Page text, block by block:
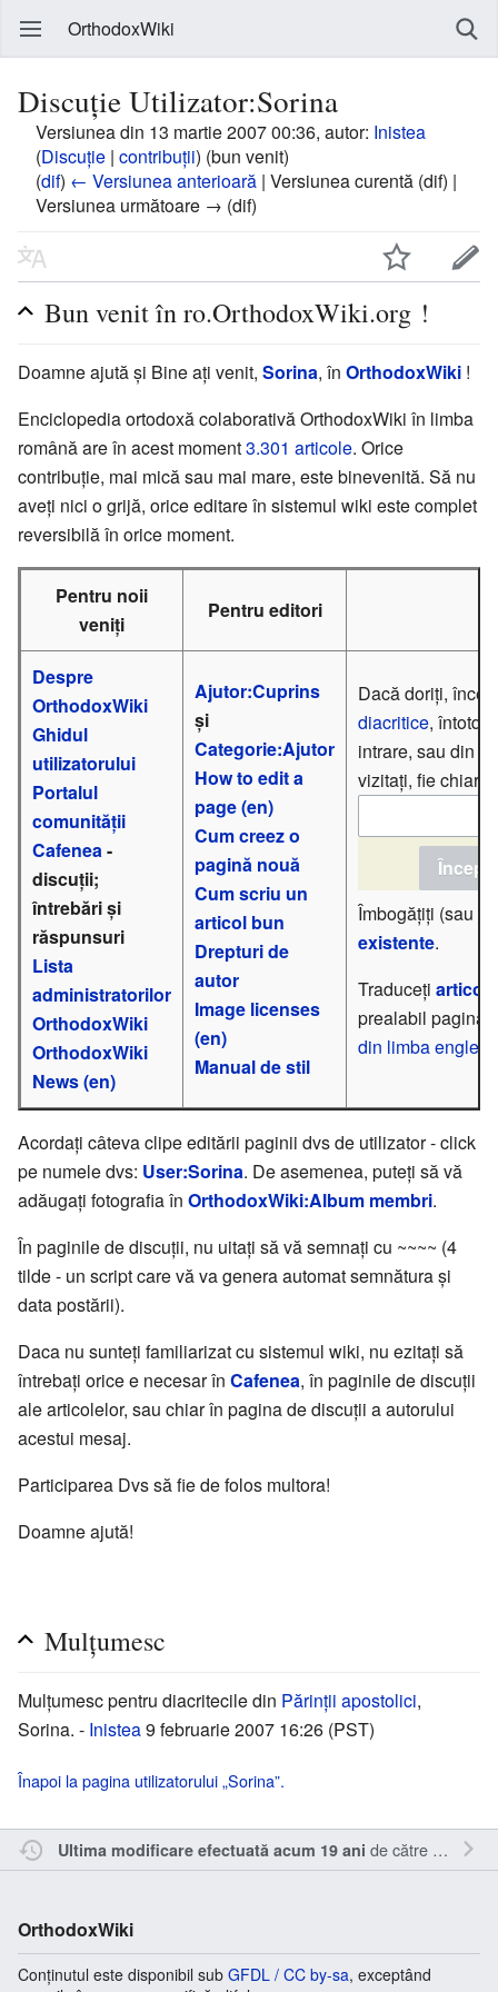
OrthodoxWiki
Discuție Utilizator:Sorina
Versiunea din 13 martie 2007 00:36, autor: Inistea
(Discuție | contribuții) (bun venit)
(dif) ← Versiunea anterioară | Versiunea curentă (dif) |
Versiunea următoare → (dif)
Bun venit în ro.OrthodoxWiki.org !
Doamne ajută și Bine ați venit, Sorina, în OrthodoxWiki !
Enciclopedia ortodoxă colaborativă OrthodoxWiki în limba
română are în acest moment3.301 articole. Orice
contribuție, mai mică sau mai mare, este binevenită. Să nu
aveți nici o grijă, orice editare în sistemul wiki este complet
reversibilă în orice moment.
Pentru noii
veniți
Pentru editori
Despre
OrthodoxWiki
Ghidul
utilizatorului
Portalul
comunității
Cafenea -
discuții;
întrebări și
răspunsuri
Lista
administratorilor
OrthodoxWiki
OrthodoxWiki
News (en)
Ajutor:Cuprins
și
Categorie:Ajutor
How to edit a
page (en)
Cum creez o
pagină nouă
Cum scriu un
articol bun
Drepturi de
autor
Image licenses
(en)
Manual de stil
Dacă doriți,
diacritice,
intrare, sau din
vizitați, fie chiar
Îmbogățiți (sau
existente.
Traduceți
prealabil pagina
din limba engleză
Acordați câteva clipe editării paginii dvs de utilizator - click
pe numele dvs: User:Sorina. De asemenea, puteți să vă
adăugați fotografia în OrthodoxWiki:Album membri.
În paginile de discuții, nu uitați să vă semnați cu ~~~~ (4
tilde - un script care vă va genera automat semnătura și
data postării).
Daca nu sunteți familiarizat cu sistemul wiki, nu ezitați să
întrebați orice e necesar în Cafenea, în paginile de discuții
ale articolelor, sau chiar în pagina de discuții a autorului
acestui mesaj.
Participarea Dvs să fie de folos multora!
Doamne ajută!
Mulţumesc
Mulţumesc pentru diacritecile din Părinţii apostolici,
Sorina. - Inistea9 februarie 2007 16:26 (PST)
Înapoi la pagina utilizatorului „Sorina”.
Ultima modificare efectuată acum 19 ani de către Inistea
OrthodoxWiki
Conținutul este disponibil sub GFDL / CC by-sa, exceptând